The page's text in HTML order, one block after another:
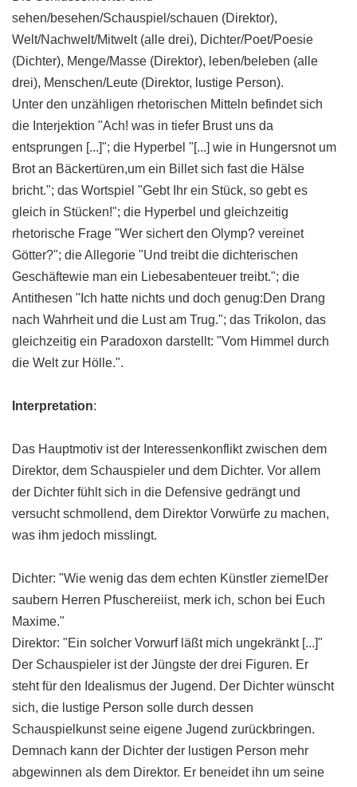
sehen/besehen/Schauspiel/schauen (Direktor),
Welt/Nachwelt/Mitwelt (alle drei), Dichter/Poet/Poesie
(Dichter), Menge/Masse (Direktor), leben/beleben (alle
drei), Menschen/Leute (Direktor, lustige Person).
Unter den unzähligen rhetorischen Mitteln befindet sich
die Interjektion "Ach! was in tiefer Brust uns da
entsprungen [...]"; die Hyperbel "[...] wie in Hungersnot um
Brot an Bäckertüren,um ein Billet sich fast die Hälse
bricht."; das Wortspiel "Gebt Ihr ein Stück, so gebt es
gleich in Stücken!"; die Hyperbel und gleichzeitig
rhetorische Frage "Wer sichert den Olymp? vereinet
Götter?"; die Allegorie "Und treibt die dichterischen
Geschäftewie man ein Liebesabenteuer treibt."; die
Antithesen "Ich hatte nichts und doch genug:Den Drang
nach Wahrheit und die Lust am Trug."; das Trikolon, das
gleichzeitig ein Paradoxon darstellt: "Vom Himmel durch
die Welt zur Hölle.".
Interpretation:
Das Hauptmotiv ist der Interessenkonflikt zwischen dem
Direktor, dem Schauspieler und dem Dichter. Vor allem
der Dichter fühlt sich in die Defensive gedrängt und
versucht schmollend, dem Direktor Vorwürfe zu machen,
was ihm jedoch misslingt.
Dichter: "Wie wenig das dem echten Künstler zieme!Der
saubern Herren Pfuschereiist, merk ich, schon bei Euch
Maxime."
Direktor: "Ein solcher Vorwurf läßt mich ungekränkt [...]"
Der Schauspieler ist der Jüngste der drei Figuren. Er
steht für den Idealismus der Jugend. Der Dichter wünscht
sich, die lustige Person solle durch dessen
Schauspielkunst seine eigene Jugend zurückbringen.
Demnach kann der Dichter der lustigen Person mehr
abgewinnen als dem Direktor. Er beneidet ihn um seine